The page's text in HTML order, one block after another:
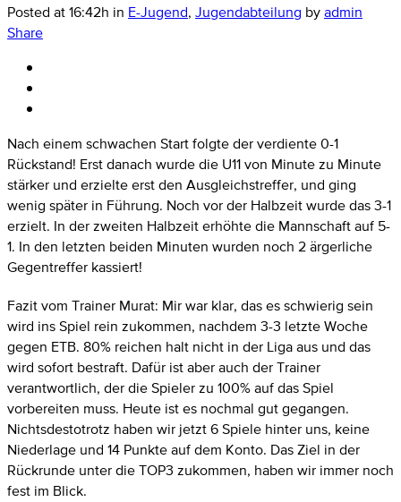
Posted at 16:42h in E-Jugend, Jugendabteilung byadmin
Share
Nach einem schwachen Start folgte der verdiente 0-1
Rückstand! Erst danach wurde die U11 von Minute zu Minute
stärker und erzielte erst den Ausgleichstreffer, und ging
wenig später in Führung. Noch vor der Halbzeit wurde das 3-1
erzielt. In der zweiten Halbzeit erhöhte die Mannschaft auf 5-
1. In den letzten beiden Minuten wurden noch 2 ärgerliche
Gegentreffer kassiert!
Fazit vom Trainer Murat: Mir war klar, das es schwierig sein
wird ins Spiel rein zukommen, nachdem 3-3 letzte Woche
gegen ETB. 80% reichen halt nicht in der Liga aus und das
wird sofort bestraft. Dafür ist aber auch der Trainer
verantwortlich, der die Spieler zu 100% auf das Spiel
vorbereiten muss. Heute ist es nochmal gut gegangen.
Nichtsdestotrotz haben wir jetzt 6 Spiele hinter uns, keine
Niederlage und 14 Punkte auf dem Konto. Das Ziel in der
Rückrunde unter die TOP3 zukommen, haben wir immer noch
fest im Blick.